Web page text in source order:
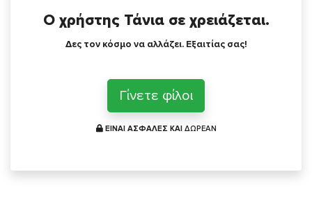
Ο χρήστης Τάνια σε χρειάζεται.
Δες τον κόσμο να αλλάζει. Εξαιτίας σας!
Γίνετε φίλοι
ΕΙΝΑΙ ΑΣΦΑΛΕΣ ΚΑΙ ΔΩΡΕΑΝ